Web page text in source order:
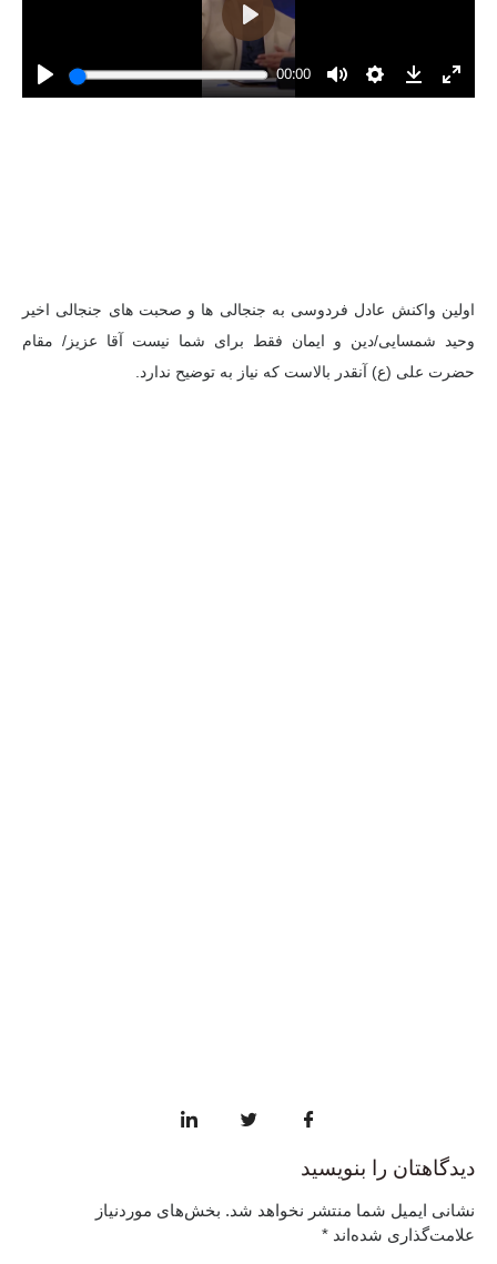
اولین واکنش عادل فردوسی به جنجالی ها و صحبت های جنجالی اخیر
وحید شمسایی/دین و ایمان فقط برای شما نیست آقا عزیز/ مقام
حضرت علی (ع) آنقدر بالاست که نیاز به توضیح ندارد.
دیدگاهتان را بنویسید
نشانی ایمیل شما منتشر نخواهد شد. بخش‌های موردنیاز
علامت‌گذاری شده‌اند *